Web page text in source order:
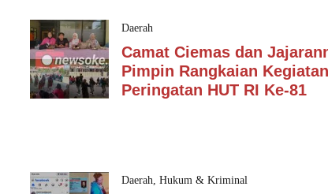
Daerah
Camat Ciemas dan
Pimpin Rangkaian Kegiatan
Peringatan HUT RI Ke-81
Daerah Hukum & Kriminal